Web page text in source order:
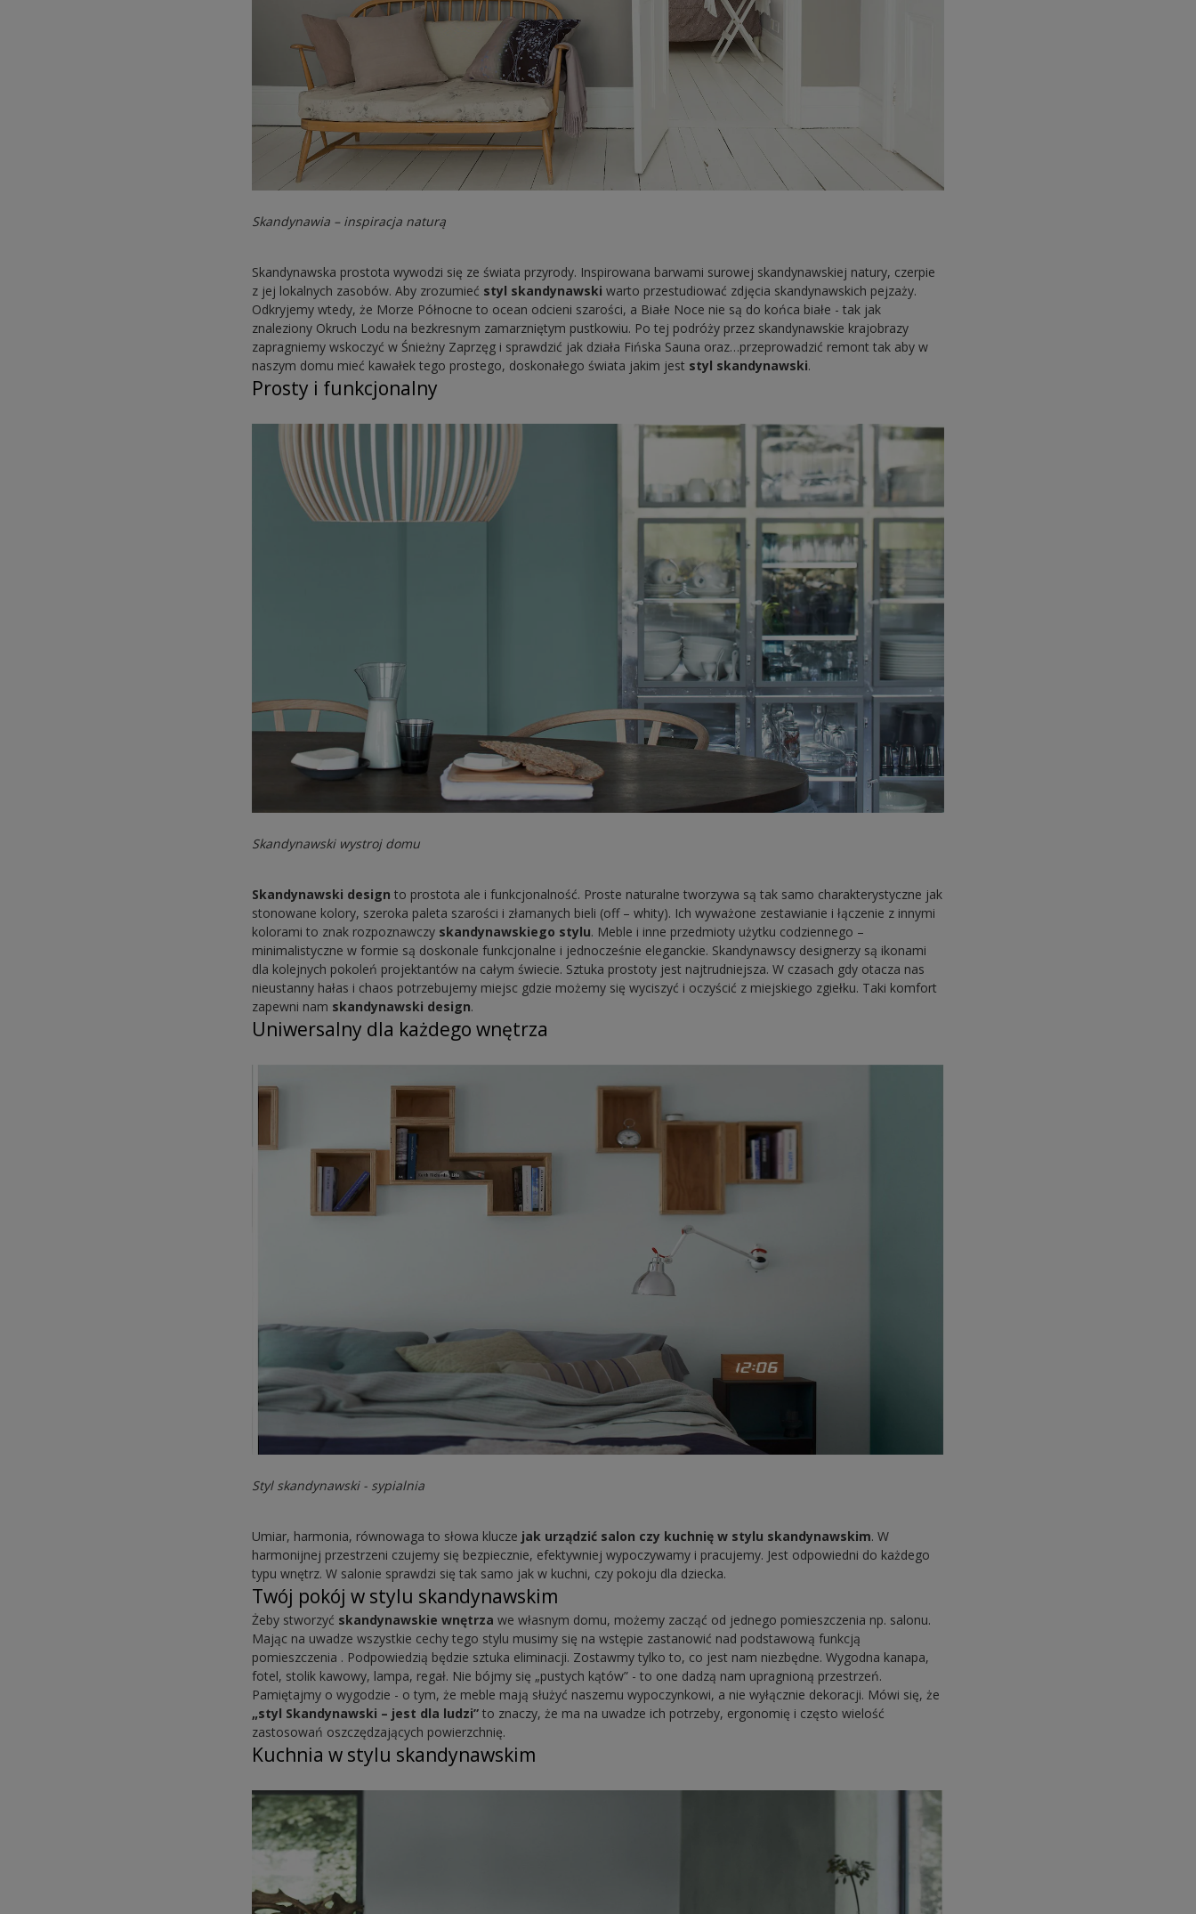
Skandynawia – inspiracja naturą
Skandynawska prostota wywodzi się ze świata przyrody. Inspirowana barwami surowej skandynawskiej natury, czerpie
z jej lokalnych zasobów. Aby zrozumieć styl skandynawski warto przestudiować zdjęcia skandynawskich pejzaży.
Odkryjemy wtedy, że Morze Północne to ocean odcieni szarości, a Białe Noce nie są do końca białe - tak jak
znaleziony Okruch Lodu na bezkresnym zamarzniętym pustkowiu. Po tej podróży przez skandynawskie krajobrazy
zapragniemy wskoczyć w Śnieżny Zaprzęg i sprawdzić jak działa Fińska Sauna oraz…przeprowadzić remont tak aby w
naszym domu mieć kawałek tego prostego, doskonałego świata jakim jest styl skandynawski.
Prosty i funkcjonalny
Skandynawski wystroj domu
Skandynawski design to prostota ale i funkcjonalność. Proste naturalne tworzywa są tak samo charakterystyczne jak
stonowane kolory, szeroka paleta szarości i złamanych bieli (off – whity). Ich wyważone zestawianie i łączenie z innymi
kolorami to znak rozpoznawczy skandynawskiego stylu. Meble i inne przedmioty użytku codziennego –
minimalistyczne w formie są doskonale funkcjonalne i jednocześnie eleganckie. Skandynawscy designerzy są ikonami
dla kolejnych pokoleń projektantów na całym świecie. Sztuka prostoty jest najtrudniejsza. W czasach gdy otacza nas
nieustanny hałas i chaos potrzebujemy miejsc gdzie możemy się wyciszyć i oczyścić z miejskiego zgiełku. Taki komfort
zapewni nam skandynawski design.
Uniwersalny dla każdego wnętrza
Styl skandynawski - sypialnia
Umiar, harmonia, równowaga to słowa klucze jak urządzić salon czy kuchnię w stylu skandynawskim. W
harmonijnej przestrzeni czujemy się bezpiecznie, efektywniej wypoczywamy i pracujemy. Jest odpowiedni do każdego
typu wnętrz. W salonie sprawdzi się tak samo jak w kuchni, czy pokoju dla dziecka.
Twój pokój w stylu skandynawskim
Żeby stworzyć skandynawskie wnętrza we własnym domu, możemy zacząć od jednego pomieszczenia np. salonu.
Mając na uwadze wszystkie cechy tego stylu musimy się na wstępie zastanowić nad podstawową funkcją
pomieszczenia . Podpowiedzią będzie sztuka eliminacji. Zostawmy tylko to, co jest nam niezbędne. Wygodna kanapa,
fotel, stolik kawowy, lampa, regał. Nie bójmy się „pustych kątów” - to one dadzą nam upragnioną przestrzeń.
Pamiętajmy o wygodzie - o tym, że meble mają służyć naszemu wypoczynkowi, a nie wyłącznie dekoracji. Mówi się, że
„styl Skandynawski – jest dla ludzi” to znaczy, że ma na uwadze ich potrzeby, ergonomię i często wielość
zastosowań oszczędzających powierzchnię.
Kuchnia w stylu skandynawskim